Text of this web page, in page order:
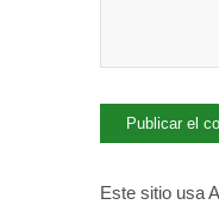
Este sitio usa